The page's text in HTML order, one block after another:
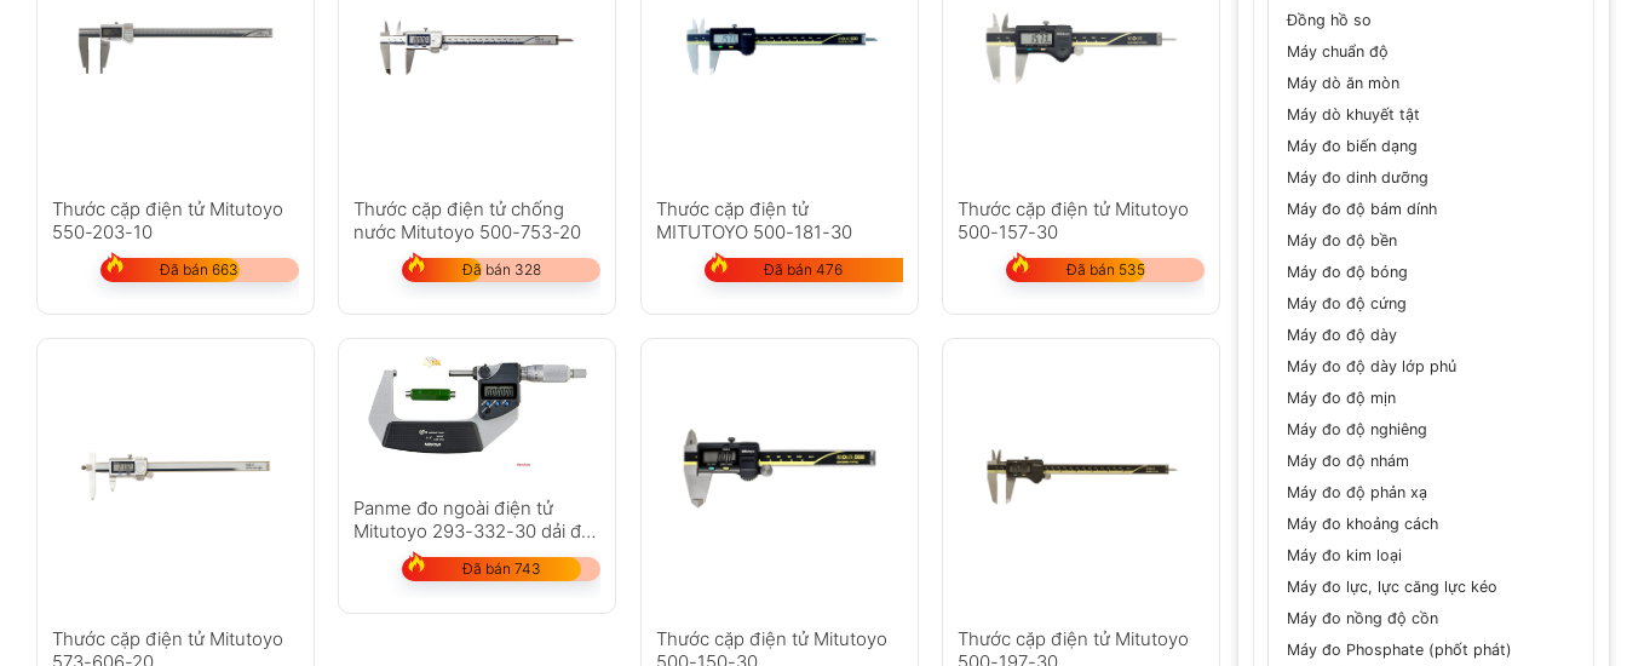
Đồng hồ so
Máy chuẩn độ
Máy dò ăn mòn
Máy dò khuyết tật
Máy đo biến dạng
Máy đo dinh dưỡng
Máy đo độ bám dính
Máy đo độ bền
Máy đo độ bóng
Máy đo độ cứng
Máy đo độ dày
Máy đo độ dày lớp phủ
Máy đo độ mịn
Máy đo độ nghiêng
Máy đo độ nhám
Máy đo độ phản xạ
Máy đo khoảng cách
Máy đo kim loại
Máy đo lực, lực căng lực kéo
Máy đo nồng độ cồn
Máy đo Phosphate (phốt phát)
Thước cặp điện tử Mitutoyo
550-203-10
Đã bán 663
Thước cặp điện tử chống
nước Mitutoyo 500-753-20
Đã bán 328
Thước cặp điện tử
MITUTOYO 500-181-30
Đã bán 476
Thước cặp điện tử Mitutoyo
500-157-30
Đã bán 535
Thước cặp điện tử Mitutoyo
Panme đo ngoài điện tử
Mitutoyo 293-332-30 dải đo
50-75mm
Đã bán 743
Thước cặp điện tử Mitutoyo
Thước cặp điện tử Mitutoyo